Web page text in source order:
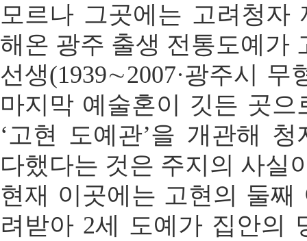
모르나 그곳에는 고려청자
해온 광주 출생 전통도예가
선생(1939∼2007·광주시 무
마지막 예술혼이 깃든 곳으
‘고현 도예관’을 개관해
다했다는 것은 주지의 사실
현재 이곳에는 고현의 둘째
려받아 2세 도예가 집안의